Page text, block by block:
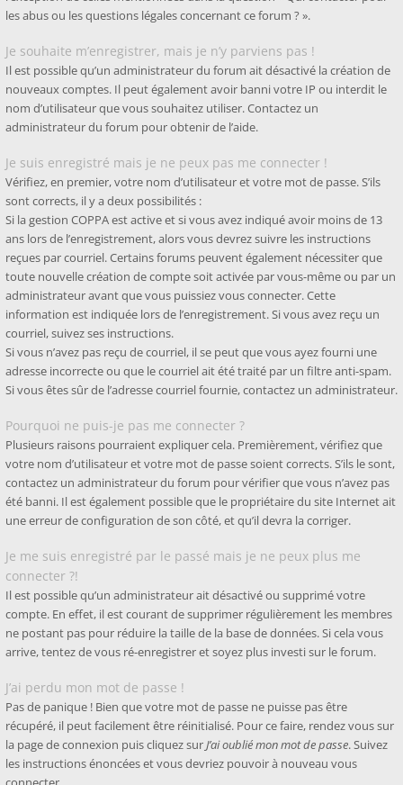
les abus ou les questions légales concernant ce forum ? ».
Je souhaite m’enregistrer, mais je n’y parviens pas !
Il est possible qu’un administrateur du forum ait désactivé la création de
nouveaux comptes. Il peut également avoir banni votre IP ou interdit le
nom d’utilisateur que vous souhaitez utiliser. Contactez un
administrateur du forum pour obtenir de l’aide.
Je suis enregistré mais je ne peux pas me connecter !
Vérifiez, en premier, votre nom d’utilisateur et votre mot de passe. S’ils
sont corrects, il y a deux possibilités :
Si la gestion COPPA est active et si vous avez indiqué avoir moins de 13
ans lors de l’enregistrement, alors vous devrez suivre les instructions
reçues par courriel. Certains forums peuvent également nécessiter que
toute nouvelle création de compte soit activée par vous-même ou par un
administrateur avant que vous puissiez vous connecter. Cette
information est indiquée lors de l’enregistrement. Si vous avez reçu un
courriel, suivez ses instructions.
Si vous n’avez pas reçu de courriel, il se peut que vous ayez fourni une
adresse incorrecte ou que le courriel ait été traité par un filtre anti-spam.
Si vous êtes sûr de l’adresse courriel fournie, contactez un administrateur.
Pourquoi ne puis-je pas me connecter ?
Plusieurs raisons pourraient expliquer cela. Premièrement, vérifiez que
votre nom d’utilisateur et votre mot de passe soient corrects. S’ils le sont,
contactez un administrateur du forum pour vérifier que vous n’avez pas
été banni. Il est également possible que le propriétaire du site Internet ait
une erreur de configuration de son côté, et qu’il devra la corriger.
Je me suis enregistré par le passé mais je ne peux plus me
connecter ?!
Il est possible qu’un administrateur ait désactivé ou supprimé votre
compte. En effet, il est courant de supprimer régulièrement les membres
ne postant pas pour réduire la taille de la base de données. Si cela vous
arrive, tentez de vous ré-enregistrer et soyez plus investi sur le forum.
J’ai perdu mon mot de passe !
Pas de panique ! Bien que votre mot de passe ne puisse pas être
récupéré, il peut facilement être réinitialisé. Pour ce faire, rendez vous sur
la page de connexion puis cliquez surJ’ai oublié mon mot de passe. Suivez
les instructions énoncées et vous devriez pouvoir à nouveau vous